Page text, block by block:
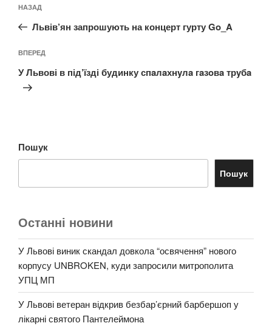
записів
Попередній
запис:
НАЗАД
Львів’ян запрошують на концерт гурту Go_A
Наступний
запис
ВПЕРЕД
У Львові в під’їзді будинку спaлaхнyлa гaзoвa трyбa
Пошук
Пошук
Останні новини
У Львові виник скандал довкола “освячення” нового
корпусу UNBROKEN, куди запросили митрополита
УПЦ МП
У Львові ветеран відкрив безбар’єрний барбершоп у
лікарні святого Пантелеймона